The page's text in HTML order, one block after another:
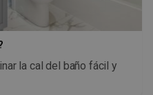
la cal del baño fácil y